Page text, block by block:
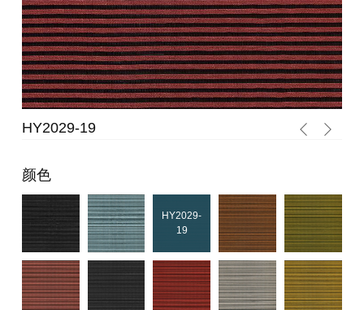
HY2029-19
颜色
HY2029-
19